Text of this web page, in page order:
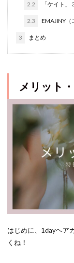
2.2 「ケイト」
2.3 EMAJINY（
3 まとめ
メリット
はじめに、1dayヘア
くね！